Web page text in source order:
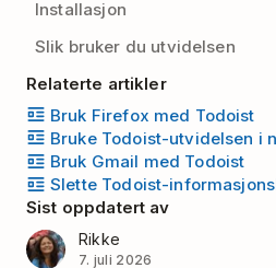
Installasjon
Slik bruker du utvidelsen
Relaterte artikler
Bruk Firefox med Todoist
Bruke Todoist-utvidelsen i
Bruk Gmail med Todoist
Slette Todoist-
Sist oppdatert av
Rikke
7. juli 2026